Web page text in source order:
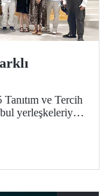
ve Tercih
yerleşkeleriyle
buluşmalar